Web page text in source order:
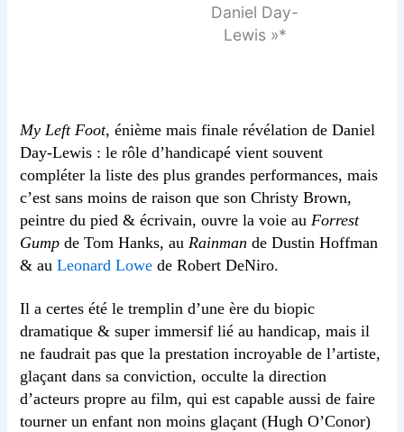
Daniel Day-
Lewis »*
My Left Foot, énième mais finale révélation de Daniel
Day-Lewis : le rôle d’handicapé vient souvent
compléter la liste des plus grandes performances, mais
c’est sans moins de raison que son Christy Brown,
peintre du pied & écrivain, ouvre la voie au Forrest
Gump de Tom Hanks, au Rainman de Dustin Hoffman
& auLeonard Lowe de Robert DeNiro.
Il a certes été le tremplin d’une ère du biopic
dramatique & super immersif lié au handicap, mais il
ne faudrait pas que la prestation incroyable de l’artiste,
glaçant dans sa conviction, occulte la direction
d’acteurs propre au film, qui est capable aussi de faire
tourner un enfant non moins glaçant (Hugh O’Conor)